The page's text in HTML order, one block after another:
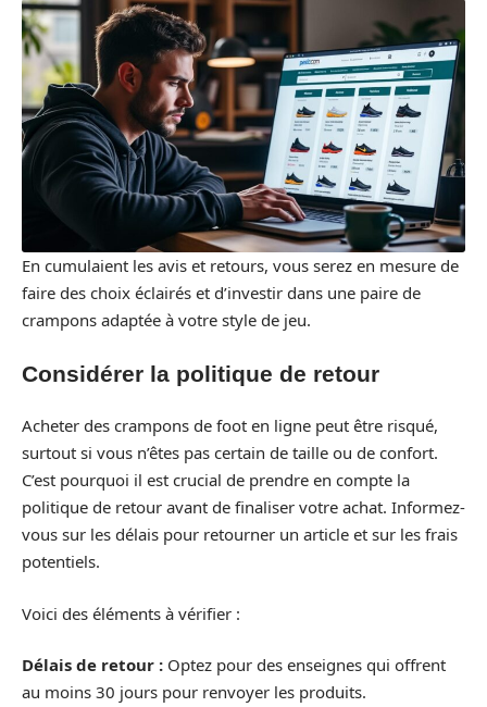
En cumulaient les avis et retours, vous serez en mesure de
faire des choix éclairés et d’investir dans une paire de
crampons adaptée à votre style de jeu.
Considérer la politique de retour
Acheter des crampons de foot en ligne peut être risqué,
surtout si vous n’êtes pas certain de taille ou de confort.
C’est pourquoi il est crucial de prendre en compte la
politique de retour avant de finaliser votre achat. Informez-
vous sur les délais pour retourner un article et sur les frais
potentiels.
Voici des éléments à vérifier :
Délais de retour : Optez pour des enseignes qui offrent
au moins 30 jours pour renvoyer les produits.